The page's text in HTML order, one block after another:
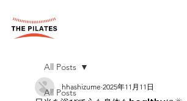
All Posts
All Posts
hhashizume 2025年11月11日